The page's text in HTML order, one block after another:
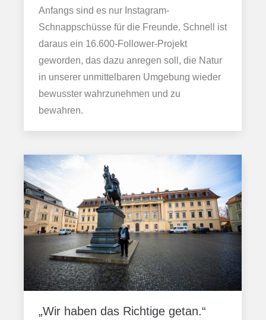
Anfangs sind es nur Instagram-
Schnappschüsse für die Freunde. Schnell ist
daraus ein 16.600-Follower-Projekt
geworden, das dazu anregen soll, die Natur
in unserer unmittelbaren Umgebung wieder
bewusster wahrzunehmen und zu
bewahren.
„Wir haben das Richtige getan.“